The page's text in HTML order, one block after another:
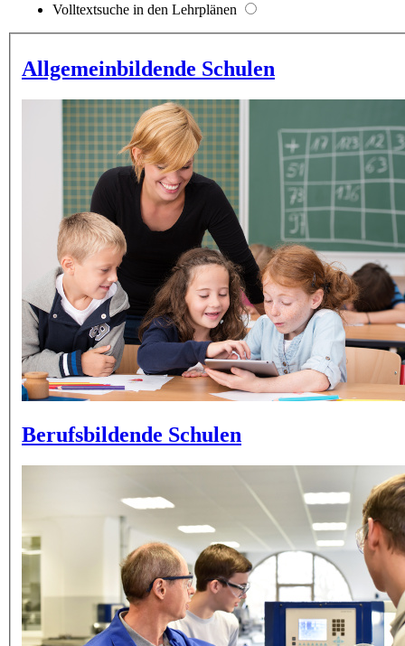
Volltextsuche in den Lehrplänen
Allgemeinbildende Schulen
Berufsbildende Schulen